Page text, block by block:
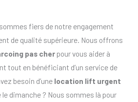
fiers de notre engagement
de qualité supérieure. Nous offrons
pas cher pour vous aider à
tout en bénéficiant d’un service de
besoin d’une location lift urgent
dimanche ? Nous sommes là pour